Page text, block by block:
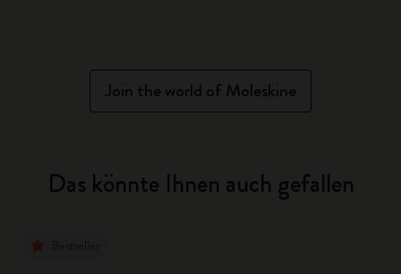
Join the world of Moleskine
Das könnte Ihnen auch gefallen